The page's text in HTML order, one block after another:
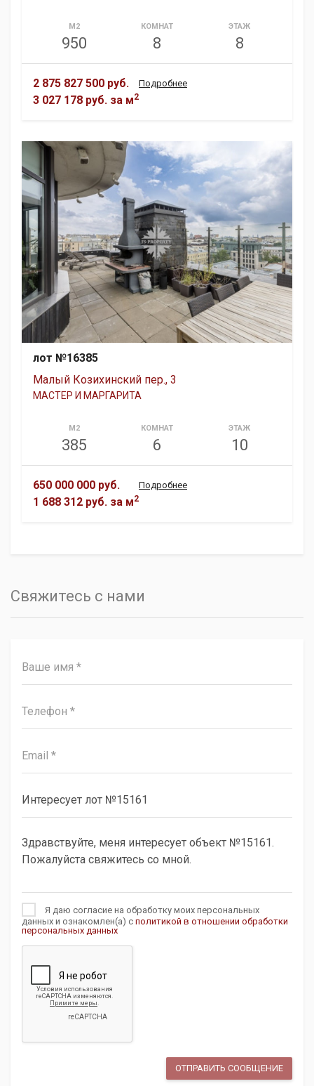
М2
950
КОМНАТ
8
ЭТАЖ
8
2 875 827 500 руб.
3 027 178 руб. за м2
Подробнее
лот №16385
Малый Козихинский пер., 3
МАСТЕР И МАРГАРИТА
М2
385
КОМНАТ
6
ЭТАЖ
10
650 000 000 руб.
1 688 312 руб. за м2
Подробнее
Свяжитесь с нами
Я даю согласие на обработку моих персональных
данных и ознакомлен(а) с политикой в отношении обработки
персональных данных